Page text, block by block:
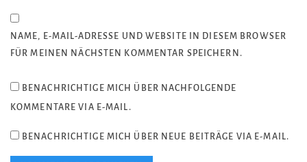
NAME, E-MAIL-ADRESSE UND WEBSITE IN DIESEM BROWSER
FÜR MEINEN NÄCHSTEN KOMMENTAR SPEICHERN.
BENACHRICHTIGE MICH ÜBER NACHFOLGENDE
KOMMENTARE VIA E-MAIL.
BENACHRICHTIGE MICH ÜBER NEUE BEITRÄGE VIA E-MAIL.